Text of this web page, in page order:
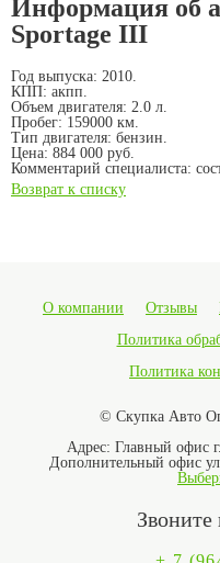
Информация об
Sportage III
Год выпуска: 2010.
КПП: акпп.
Объем двигателя: 2.0 л.
Пробег: 159000 км.
Тип двигателя: бензин.
Цена: 884 000 руб.
Комментарий специалиста:
Возврат к списку
О компании Отзывы
Политика
Политика
© Скупка Авто
Адрес: Главный офис
Дополнительный офис
Звоните